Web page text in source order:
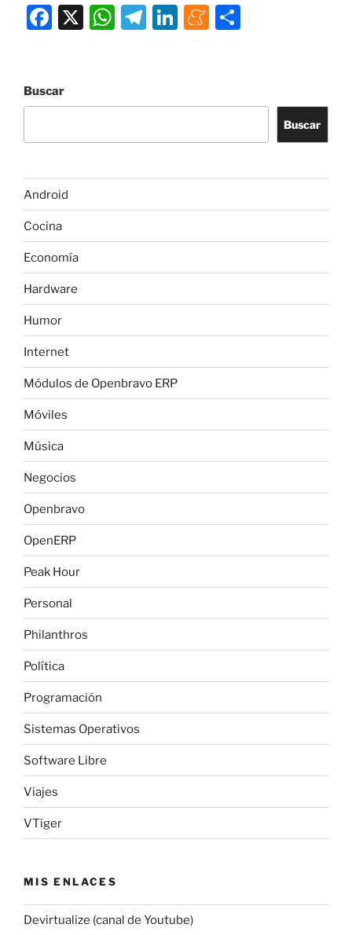
F
e
b
o
k
X
W
A
p
T
a
m
Li
dI
n
M
a
m
ar
tir
Buscar
Buscar
Android
Cocina
Economía
Hardware
Humor
Internet
Módulos de Openbravo ERP
Móviles
Música
Negocios
Openbravo
OpenERP
Peak Hour
Personal
Philanthros
Política
Programación
Sistemas Operativos
Software Libre
Viajes
VTiger
MIS ENLACES
Devirtualize (canal de Youtube)